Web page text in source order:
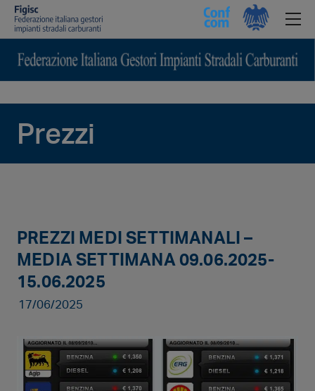
PREZZI MEDI SETTIMANALI –
MEDIA SETTIMANA 09.06.2025-
15.06.2025
Prezzi
17/06/2025